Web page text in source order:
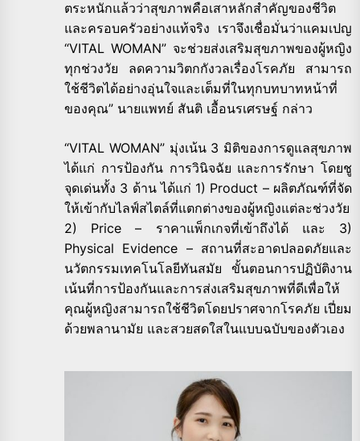
ตระหนักแล้วว่าสุขภาพคือเสาหลักสำคัญของชีวิต
และครอบครัวอย่างแท้จริง เราจึงเชื่อมั่นว่าแคมเปญ
“VITAL WOMAN” จะช่วยส่งเสริมสุขภาพของผู้หญิง
ทุกช่วงวัย ลดความวิตกกังวลเรื่องโรคภัย สามารถ
ใช้ชีวิตได้อย่างอุ่นใจและเต็มที่ในทุกบทบาทหน้าที่
ของคุณ” นายแพทย์ สันติ เอื้อนรเศรษฐ์ กล่าว
“VITAL WOMAN” มุ่งเน้น 3 มิติของการดูแลสุขภาพ
ได้แก่ การป้องกัน การวินิจฉัย และการรักษา โดยชู
จุดเด่นทั้ง 3 ด้าน ได้แก่ 1) Product – ผลิตภัณฑ์ที่จัด
ให้เข้ากับไลฟ์สไตล์ที่แตกต่างของผู้หญิงแต่ละช่วงวัย
2) Price – ราคาแพ็กเกจที่เข้าถึงได้ และ 3)
Physical Evidence – สถานที่สะอาดปลอดภัยและ
นวัตกรรมเทคโนโลยีทันสมัย ขั้นตอนการปฏิบัติงาน
เน้นที่การป้องกันและการส่งเสริมสุขภาพที่ดีเพื่อให้
คุณผู้หญิงสามารถใช้ชีวิตโดยปราศจากโรคภัย เปี่ยม
ด้วยพลานามัย และสวยสดใสในแบบฉบับของตัวเอง